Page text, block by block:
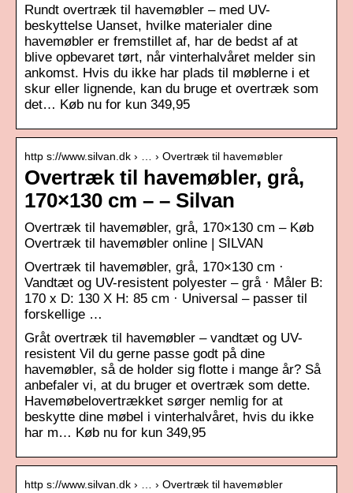
Rundt overtræk til havemøbler – med UV-
beskyttelse Uanset, hvilke materialer dine
havemøbler er fremstillet af, har de bedst af at
blive opbevaret tørt, når vinterhalvåret melder sin
ankomst. Hvis du ikke har plads til møblerne i et
skur eller lignende, kan du bruge et overtræk som
det… Køb nu for kun 349,95
http s://www.silvan.dk › … › Overtræk til havemøbler
Overtræk til havemøbler, grå,
170×130 cm – – Silvan
Overtræk til havemøbler, grå, 170×130 cm – Køb
Overtræk til havemøbler online | SILVAN
Overtræk til havemøbler, grå, 170×130 cm ·
Vandtæt og UV-resistent polyester – grå · Måler B:
170 x D: 130 X H: 85 cm · Universal – passer til
forskellige …
Gråt overtræk til havemøbler – vandtæt og UV-
resistent Vil du gerne passe godt på dine
havemøbler, så de holder sig flotte i mange år? Så
anbefaler vi, at du bruger et overtræk som dette.
Havemøbelovertrækket sørger nemlig for at
beskytte dine møbel i vinterhalvåret, hvis du ikke
har m… Køb nu for kun 349,95
http s://www.silvan.dk › … › Overtræk til havemøbler